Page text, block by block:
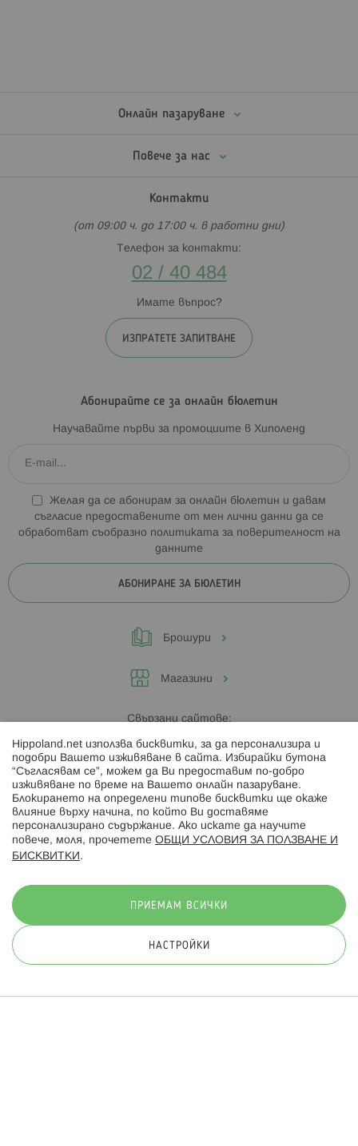
Онлайн пазаруване
Повече за нас
Контакти
(от 09:00 ч. до 17:00 ч. в работни дни)
Телефон за контакти:
02 / 40 484
Имате въпрос?
ИЗПРАТЕТЕ ЗАПИТВАНЕ
Абонирайте се за онлайн бюлетин
Научавайте първи за промоциите в Хиполенд
Желая да се абонирам за онлайн бюлетин и давам
съгласие предоставените от мен лични данни да се
обработват съобразно политиката за поверителност на
данните
АБОНИРАНЕ ЗА БЮЛЕТИН
Брошури
Магазини
Свързани сайтове:
Hippoland.ro
Последвайте ни:
© 2026 Hippoland.net. Всички права запазени
Hippoland.net използва бисквитки, за да персонализира и
подобри Вашето изживяване в сайта. Избирайки бутона
“Съгласявам се”, можем да Ви предоставим по-добро
изживяване по време на Вашето онлайн пазаруване.
Блокирането на определени типове бисквитки ще окаже
влияние върху начина, по който Ви доставяме
персонализирано съдържание. Ако искате да научите
повече, моля, прочетете ОБЩИ УСЛОВИЯ ЗА ПОЛЗВАНЕ И
БИСКВИТКИ .
ПРИЕМАМ ВСИЧКИ
НАСТРОЙКИ